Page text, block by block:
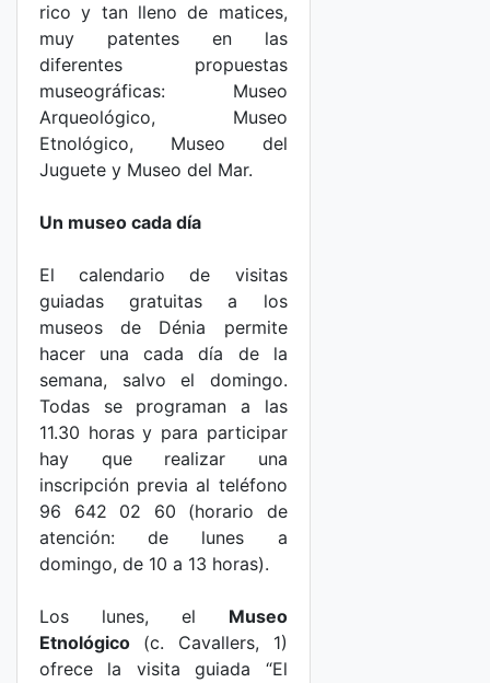
rico y tan lleno de matices,
muy patentes en las
diferentes propuestas
museográficas: Museo
Arqueológico, Museo
Etnológico, Museo del
Juguete y Museo del Mar.
Un museo cada día
El calendario de visitas
guiadas gratuitas a los
museos de Dénia permite
hacer una cada día de la
semana, salvo el domingo.
Todas se programan a las
11.30 horas y para participar
hay que realizar una
inscripción previa al teléfono
96 642 02 60 (horario de
atención: de lunes a
domingo, de 10 a 13 horas).
Los lunes, el Museo
Etnológico (c. Cavallers, 1)
ofrece la visita guiada “El